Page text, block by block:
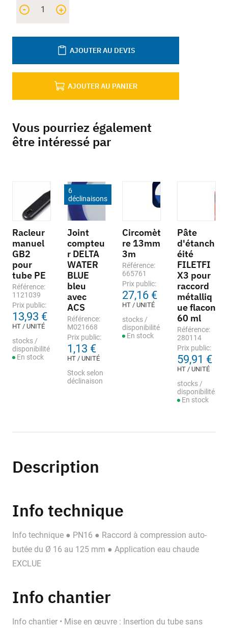
+
-
AJOUTER AU PANIER
AJOUTER AU DEVIS
Vous pourriez également
être intéressé par
Racleur
manuel
GB2
pour
tube PE
Référence:
1121039
Prix public:
13,93 €
HT / UNITÉ
stocks /
disponibilité
En stock
6
déclinaisons
Joint
compteu
r DELTA
WATER
BLUE
bleu
avec
ACS
Référence:
M021668
Prix public:
1,13 €
HT / UNITÉ
Stock selon
déclinaison
Circomèt
re 13mm
3m
Référence:
665761
Prix public:
27,16 €
HT / UNITÉ
stocks /
disponibilité
En stock
Pâte
d'étanch
éité
FILETFI
X3 pour
raccord
métalliq
ue flacon
60 ml
Référence:
280114
Prix public:
59,91 €
HT / UNITÉ
stocks /
disponibilité
En stock
Description
Info technique
Info technique ● PN16 ● Raccord à compression auto-
butée du Ø 16 au 125 mm ● Application eau chaude
EXCLUE
Info chantier
Info chantier • Mise en œuvre : Insertion du tube sans